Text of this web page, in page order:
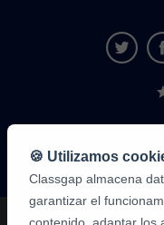
🍪 Utilizamos
Classgap almacena
garantizar el